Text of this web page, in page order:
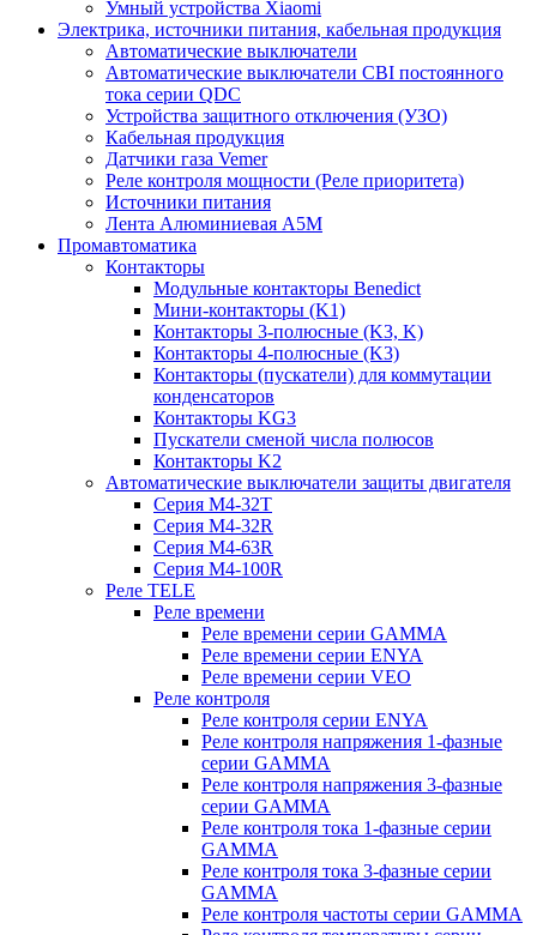
Умный устройства Xiaomi
Электрика, источники питания, кабельная продукция
Автоматические выключатели
Автоматические выключатели CBI постоянного
тока серии QDC
Устройства защитного отключения (УЗО)
Кабельная продукция
Датчики газа Vemer
Реле контроля мощности (Реле приоритета)
Источники питания
Лента Алюминиевая А5М
Промавтоматика
Контакторы
Модульные контакторы Benedict
Мини-контакторы (K1)
Контакторы 3-полюсные (K3, K)
Контакторы 4-полюсные (K3)
Контакторы (пускатели) для коммутации
конденсаторов
Контакторы KG3
Пускатели сменой числа полюсов
Контакторы K2
Автоматические выключатели защиты двигателя
Серия M4-32T
Серия M4-32R
Серия M4-63R
Серия M4-100R
Реле TELE
Реле времени
Реле времени серии GAMMA
Реле времени серии ENYA
Реле времени серии VEO
Реле контроля
Реле контроля серии ENYA
Реле контроля напряжения 1-фазные
серии GAMMA
Реле контроля напряжения 3-фазные
серии GAMMA
Реле контроля тока 1-фазные серии
GAMMA
Реле контроля тока 3-фазные серии
GAMMA
Реле контроля частоты серии GAMMA